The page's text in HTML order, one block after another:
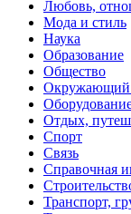
Любовь,
Мода и стиль
Наука
Образование
Общество
Отдых,
Спорт
Связь
Справочная
Транспорт,